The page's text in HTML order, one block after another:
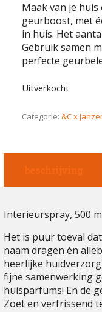
Maak van je
geurboost, met
in huis. Het
Gebruik samen
perfecte
Uitverkocht
Categorie: &C x
Interieurspray, 500
Het is puur toeval
naam dragen én
heerlijke
fijne samenwerking
huisparfums! En de
Zoet en verfrissend